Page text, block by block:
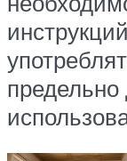
предельно